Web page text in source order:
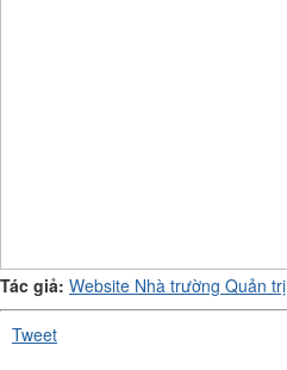
Tác giả: Website Nhà trường Quản trị
Tweet